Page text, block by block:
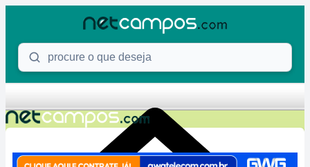
Procure o que deseja